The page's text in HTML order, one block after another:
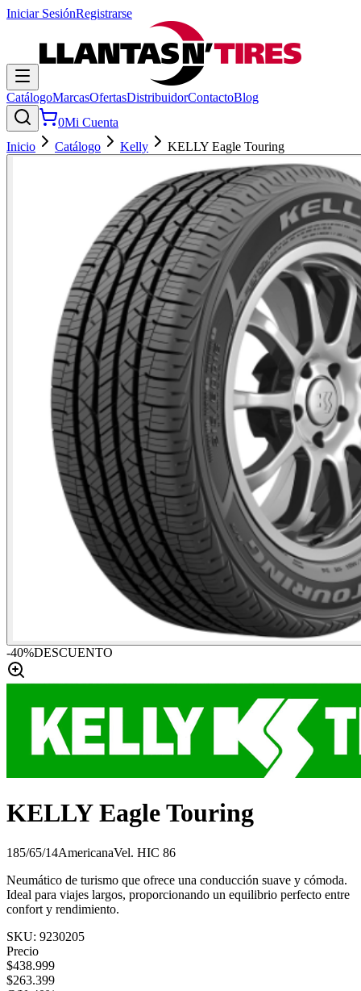
Iniciar SesiónRegistrarse
CatálogoMarcasOfertasDistribuidorContactoBlog
0Mi Cuenta
Inicio
Catálogo Kelly KELLY Eagle Touring
-40%DESCUENTO
KELLY Eagle Touring
185/65/14AmericanaVel. HIC 86
Neumático de turismo que ofrece una conducción suave y cómoda.
Ideal para viajes largos, proporcionando un equilibrio perfecto entre
confort y rendimiento.
SKU: 9230205
Precio
$438.999
$263.399